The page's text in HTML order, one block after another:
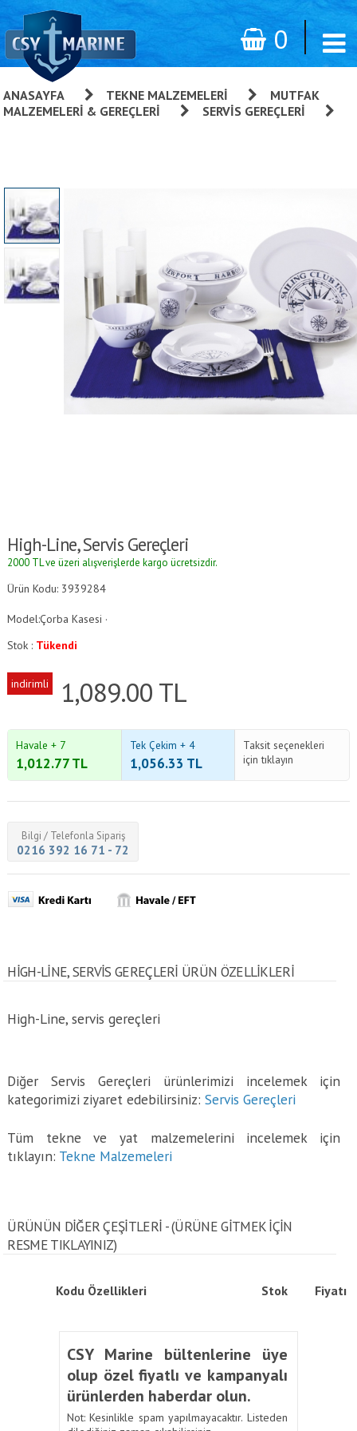
0
ANASAYFA TEKNE MALZEMELERI
MUTFAK
MALZEMELERI & GEREÇLERI
SERVIS GEREÇLERI
High-Line, Servis Gereçleri
2000 TL ve üzeri alışverişlerde kargo ücretsizdir.
Ürün Kodu: 3939284
Model:Çorba Kasesi ·
Stok : Tükendi
indirimli 1,089.00 TL
Havale + 7
1,012.77TL
Tek Çekim + 4
1,056.33 TL
Taksit seçenekleri
için tıklayın
Bilgi / Telefonla Sipariş
0216 392 16 71 - 72
HIGH-LINE, SERVIS GEREÇLERI ÜRÜN ÖZELLİKLERİ
High-Line, servis gereçleri
Diğer Servis Gereçleri ürünlerimizi incelemek için
kategorimizi ziyaret edebilirsiniz:Servis Gereçleri
Tüm tekne ve yat malzemelerini incelemek için
tıklayın: Tekne Malzemeleri
ÜRÜNÜN DİĞER ÇEŞİTLERİ - (ÜRÜNE GITMEK IÇIN
RESME TIKLAYINIZ)
Kodu Özellikleri Stok Fiyatı
CSY Marine bültenlerine üye
olup özel fiyatlı ve kampanyalı
ürünlerden haberdar olun.
Not: Kesinlikle spam yapılmayacaktır. Listeden